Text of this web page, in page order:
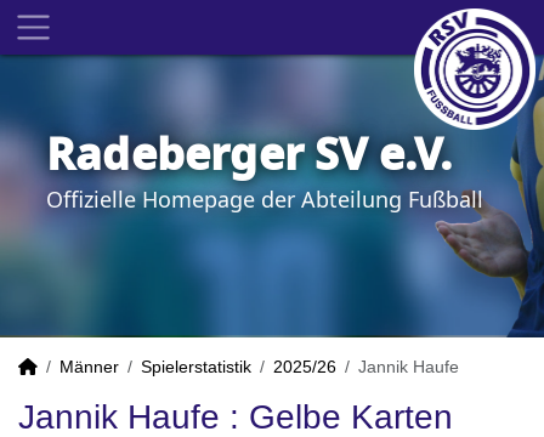
Radeberger SV e.V.
Offizielle Homepage der Abteilung Fußball
Männer Spielerstatistik 2025/26 Jannik Haufe
Jannik Haufe : Gelbe Karten